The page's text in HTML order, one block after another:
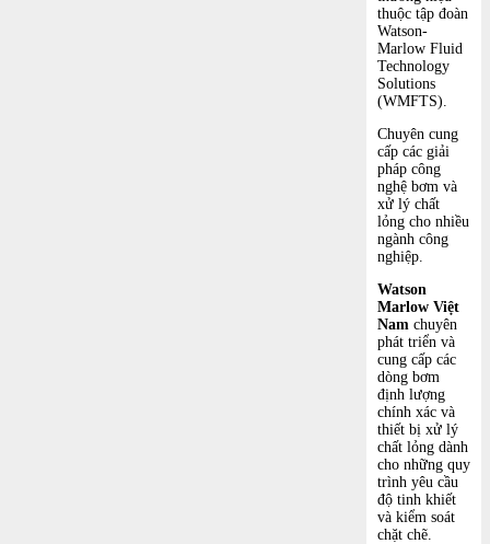
thuộc tập đoàn
Watson-
Marlow Fluid
Technology
Solutions
(WMFTS).
Chuyên cung
cấp các giải
pháp công
nghệ bơm và
xử lý chất
lỏng cho nhiều
ngành công
nghiệp.
Watson
Marlow Việt
Nam chuyên
phát triển và
cung cấp các
dòng bơm
định lượng
chính xác và
thiết bị xử lý
chất lỏng dành
cho những quy
trình yêu cầu
độ tinh khiết
và kiểm soát
chặt chẽ.